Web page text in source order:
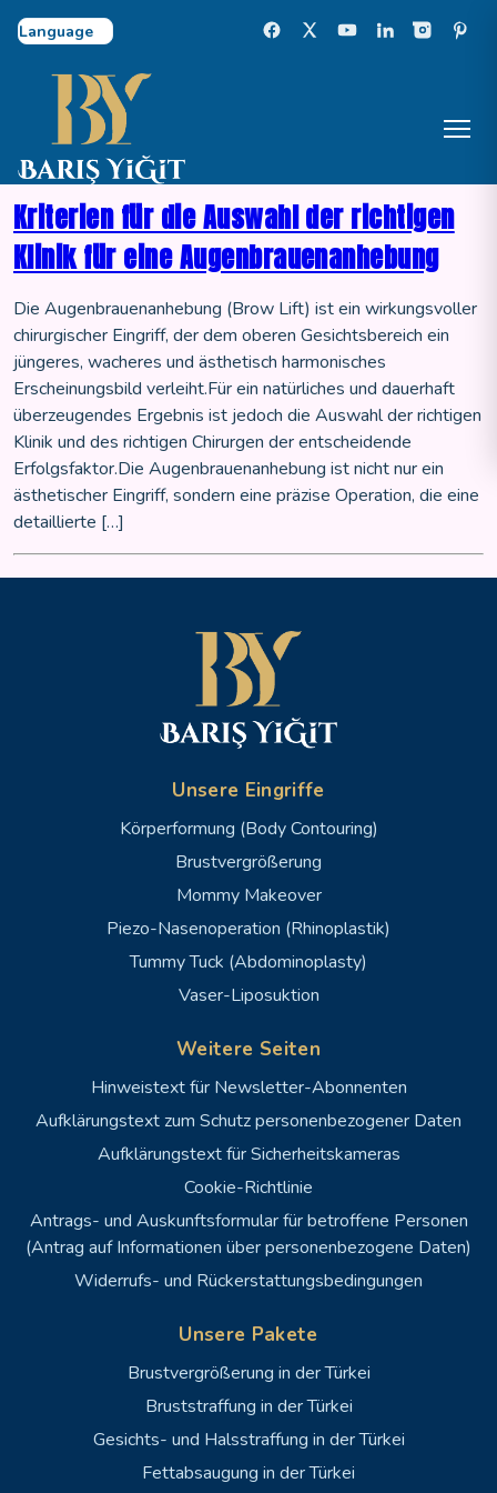
Select Language
Kriterien für die Auswahl der richtigen
Klinik für eine Augenbrauenanhebung
Die Augenbrauenanhebung (Brow Lift) ist ein wirkungsvoller
chirurgischer Eingriff, der dem oberen Gesichtsbereich ein
jüngeres, wacheres und ästhetisch harmonisches
Erscheinungsbild verleiht.Für ein natürliches und dauerhaft
überzeugendes Ergebnis ist jedoch die Auswahl der richtigen
Klinik und des richtigen Chirurgen der entscheidende
Erfolgsfaktor.Die Augenbrauenanhebung ist nicht nur ein
ästhetischer Eingriff, sondern eine präzise Operation, die eine
detaillierte […]
Unsere Eingriffe
Körperformung (Body Contouring)
Brustvergrößerung
Mommy Makeover
Piezo-Nasenoperation (Rhinoplastik)
Tummy Tuck (Abdominoplasty)
Vaser-Liposuktion
Weitere Seiten
Hinweistext für Newsletter-Abonnenten
Aufklärungstext zum Schutz personenbezogener Daten
Aufklärungstext für Sicherheitskameras
Cookie-Richtlinie
Antrags- und Auskunftsformular für betroffene Personen
(Antrag auf Informationen über personenbezogene Daten)
Widerrufs- und Rückerstattungsbedingungen
Unsere Pakete
Brustvergrößerung in der Türkei
Bruststraffung in der Türkei
Gesichts- und Halsstraffung in der Türkei
Fettabsaugung in der Türkei